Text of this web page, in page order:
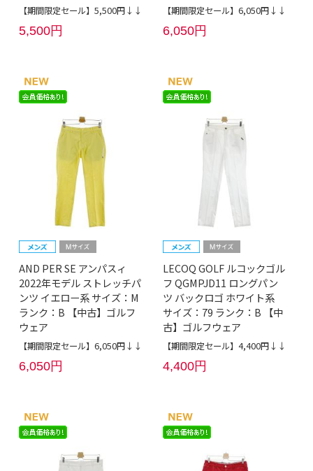
【期間限定セール】5,500円↓↓
5,500円
【期間限定セール】6,050円↓↓
6,050円
AND PER SE アンパスィ
2022年モデル ストレッチパ
ンツ イエロー系 サイズ：M
ランク：B 【中古】ゴルフ
ウェア
【期間限定セール】6,050円↓↓
6,050円
LECOQ GOLF ルコックゴル
フ QGMPJD11 ロングパン
ツ バックロゴ ホワイト系
サイズ：79 ランク：B 【中
古】ゴルフウェア
【期間限定セール】4,400円↓↓
4,400円